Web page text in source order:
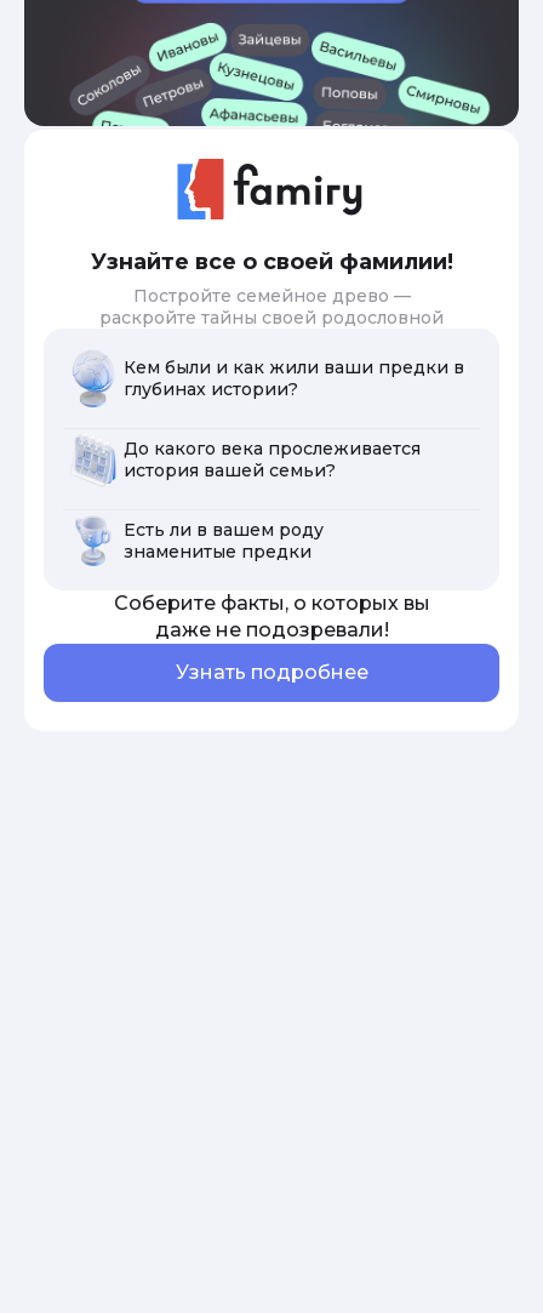
Узнайте все о своей фамилии!
Постройте семейное древо —
раскройте тайны своей родословной
Кем были и как жили ваши предки в
глубинах истории?
До какого века прослеживается
история вашей семьи?
Есть ли в вашем роду
знаменитые предки
Соберите факты, о которых вы
даже не подозревали!
Узнать подробнее